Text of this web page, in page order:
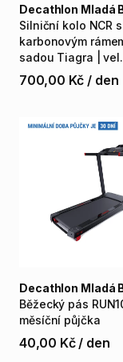
Silniční kolo NCR s
karbonovým
sadou Tiagra vel.
Decathlon Mladá
700,00 Kč / den
Běžecký pás
měsíční půjčka
Decathlon Mladá
40,00 Kč / den